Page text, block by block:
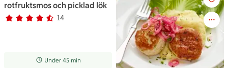
rotfruktsmos och picklad lök
Betyg 4.4 av 5. 14
14 personer har röstat
Receptet tar Under 45 min att tillaga
Under 45 min